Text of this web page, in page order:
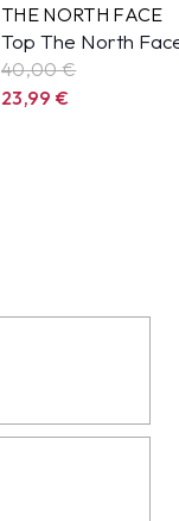
THE NORTH FACE
Top The North
40,00 €
23,99€